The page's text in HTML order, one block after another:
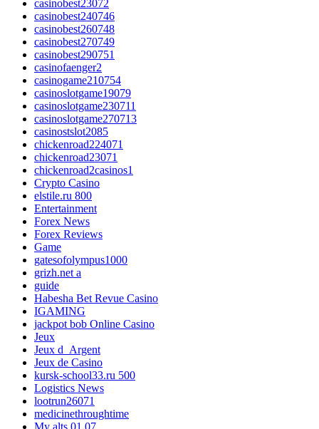
casinobest23072
casinobest240746
casinobest260748
casinobest270749
casinobest290751
casinofaenger2
casinogame210754
casinoslotgame19079
casinoslotgame230711
casinoslotgame270713
casinostslot2085
chickenroad224071
chickenroad23071
chickenroad2casinos1
Crypto Casino
elstile.ru 800
Entertainment
Forex News
Forex Reviews
Game
gatesofolympus1000
grizh.net a
guide
Habesha Bet Revue Casino
IGAMING
jackpot bob Online Casino
Jeux
Jeux d_Argent
Jeux de Casino
kursk-school33.ru 500
Logistics News
lootrun26071
medicinethroughtime
My alts 01.07